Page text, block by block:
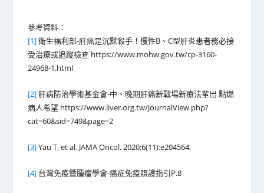
參考資料：
[1]衛生福利部-肝癌是沉默殺手！慢性B、C型肝炎患者務必接
受治療或追蹤檢查 https://www.mohw.gov.tw/cp-3160-
24968-1.html
[2] 肝病防治學術基金會-中、晚期肝癌新戰場新療法輩出 點燃
病人希望 https://www.liver.org.tw/journalView.php?
cat=60&sid=749&page=2
[3]Yau T, et al. JAMA Oncol. 2020;6(11):e204564.
[4] 台灣免疫暨腫瘤學會-癌症免疫照護指引P.8